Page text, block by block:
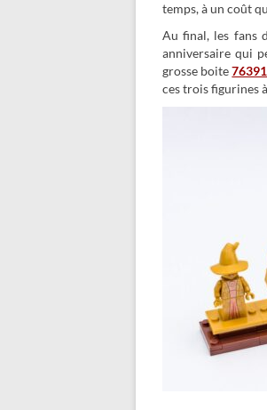
temps, à un coût
Au final, les fans
anniversaire qui
grosse boite
ces trois figurines